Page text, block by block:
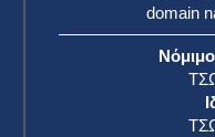
domain